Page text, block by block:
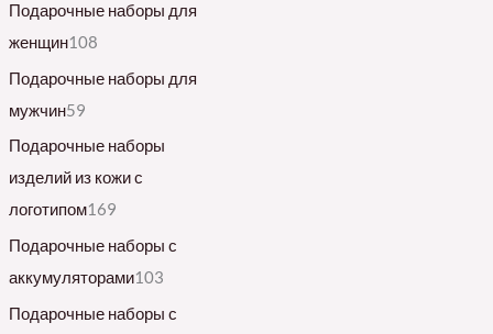
Подарочные наборы для
женщин108
Подарочные наборы для
мужчин59
Подарочные наборы
изделий из кожи с
логотипом169
Подарочные наборы с
аккумуляторами103
Подарочные наборы с